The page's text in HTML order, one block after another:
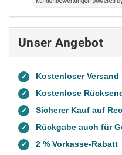
Unser Angebot
✓ Kostenloser Versand
✓ Kostenlose
✓ Sicherer Kauf auf
✓ Rückgabe auch für
✓ 2 % Vorkasse-Rabatt